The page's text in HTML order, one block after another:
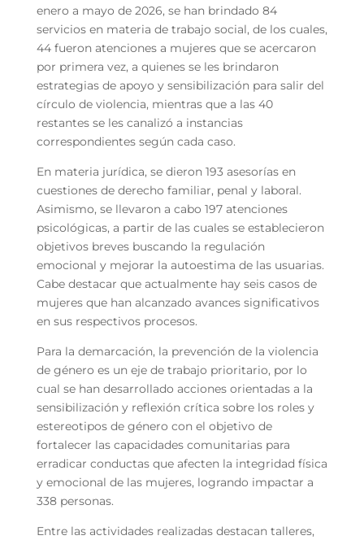
enero a mayo de 2026, se han brindado 84
servicios en materia de trabajo social, de los cuales,
44 fueron atenciones a mujeres que se acercaron
por primera vez, a quienes se les brindaron
estrategias de apoyo y sensibilización para salir del
círculo de violencia, mientras que a las 40
restantes se les canalizó a instancias
correspondientes según cada caso.
En materia jurídica, se dieron 193 asesorías en
cuestiones de derecho familiar, penal y laboral.
Asimismo, se llevaron a cabo 197 atenciones
psicológicas, a partir de las cuales se establecieron
objetivos breves buscando la regulación
emocional y mejorar la autoestima de las usuarias.
Cabe destacar que actualmente hay seis casos de
mujeres que han alcanzado avances significativos
en sus respectivos procesos.
Para la demarcación, la prevención de la violencia
de género es un eje de trabajo prioritario, por lo
cual se han desarrollado acciones orientadas a la
sensibilización y reflexión crítica sobre los roles y
estereotipos de género con el objetivo de
fortalecer las capacidades comunitarias para
erradicar conductas que afecten la integridad física
y emocional de las mujeres, logrando impactar a
338 personas.
Entre las actividades realizadas destacan talleres,